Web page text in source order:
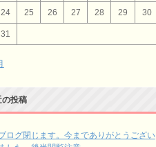
24 25 26 27 28 29 30
31
の投稿
ログ閉じます。今までありがとうござい